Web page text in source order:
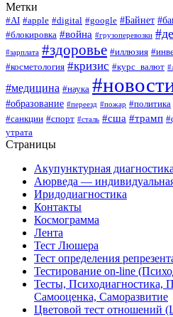
Метки
#AI #apple #digital #google #Байнет
#блокировка #война #грузоперевозки
#зарплата #здоровье #иллюзия
#косметология #кризис #курс_валют
#медицина #наука
#образование #переезд #пожар #политика
#санкции #спорт #сталь #сша #трамп
утрата
Страницы
Акупунктурная диагностика
Аюрведа —
Иридодиагностика
Контакты
Космограмма
Лента
Тест Люшера
Тест определения
Тестирование on-line
Тесты, Психодиагностика,
Самооценка, Саморазвитие
Цветовой тест отношений